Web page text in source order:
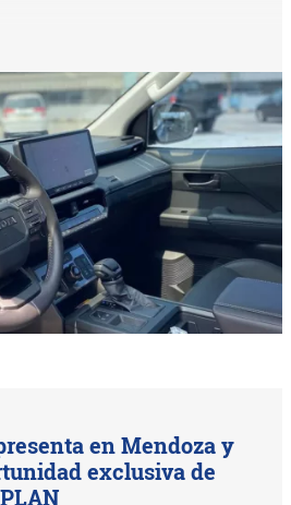
en Mendoza y
exclusiva de